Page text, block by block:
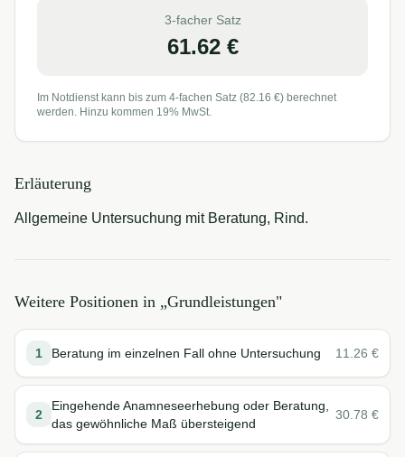
3-facher Satz
61.62€
Im Notdienst kann bis zum 4-fachen Satz (82.16 €) berechnet
werden. Hinzu kommen 19% MwSt.
Erläuterung
Allgemeine Untersuchung mit Beratung, Rind.
Weitere Positionen in „Grundleistungen"
1 Beratung im einzelnen Fall ohne Untersuchung 11.26 €
2
Eingehende Anamneseerhebung oder Beratung,
das gewöhnliche Maß übersteigend
30.78 €